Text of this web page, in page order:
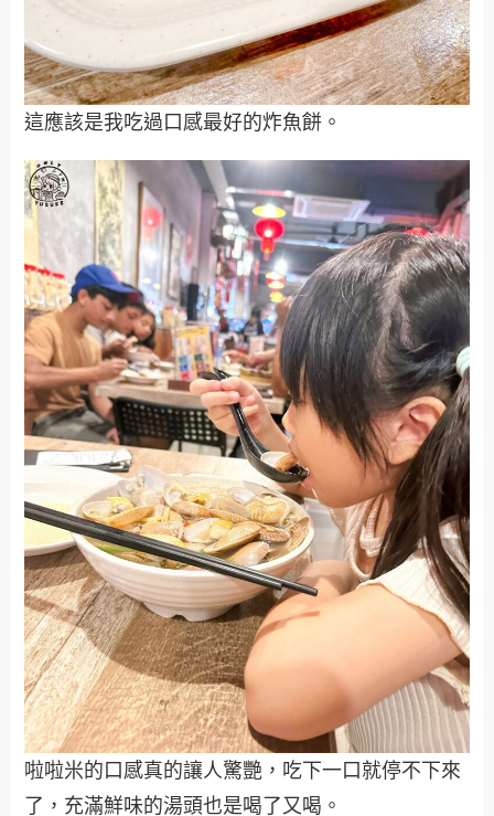
這應該是我吃過口感最好的炸魚餅。
啦啦米的口感真的讓人驚艷，吃下一口就停不下來
了，充滿鮮味的湯頭也是喝了又喝。